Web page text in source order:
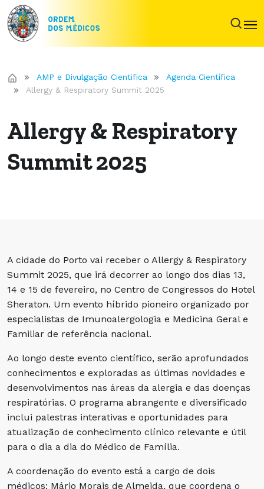
AMP e Divulgação Cientifica
Agenda Científica
Allergy & Respiratory Summit 2025
Allergy & Respiratory
Summit 2025
A cidade do Porto vai receber o Allergy & Respiratory
Summit 2025, que irá decorrer ao longo dos dias 13,
14 e 15 de fevereiro, no Centro de Congressos do Hotel
Sheraton. Um evento híbrido pioneiro organizado por
especialistas de Imunoalergologia e Medicina Geral e
Familiar de referência nacional.
Ao longo deste evento científico, serão aprofundados
conhecimentos e exploradas as últimas novidades e
desenvolvimentos nas áreas da alergia e das doenças
respiratórias. O programa abrangente e diversificado
inclui palestras interativas e oportunidades para
atualização de conhecimento clínico relevante e útil
para o dia a dia do Médico de Família.
A coordenação do evento está a cargo de dois
médicos: Mário Morais de Almeida, que coordena o